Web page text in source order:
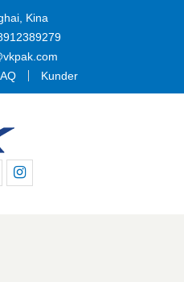
Kina
Kunder